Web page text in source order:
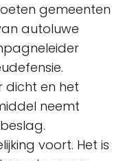
gemeenten
autoluwe
dicht en het
neemt
voort. Het is